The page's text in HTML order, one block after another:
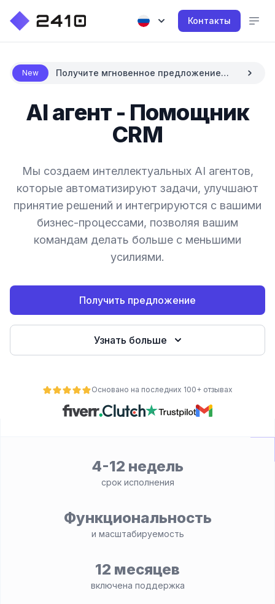
Контакты
New
Получите мгновенное предложение
AI агент - Помощник
CRM
Мы создаем интеллектуальных AI агентов,
которые автоматизируют задачи, улучшают
принятие решений и интегрируются с вашими
бизнес-процессами, позволяя вашим
командам делать больше с меньшими
усилиями.
Получить предложение
Узнать больше
Основано на последних 100+ отзывах
4-12 недель
срок исполнения
Функциональность
и масштабируемость
12 месяцев
включена поддержка